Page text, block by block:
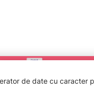
de date cu